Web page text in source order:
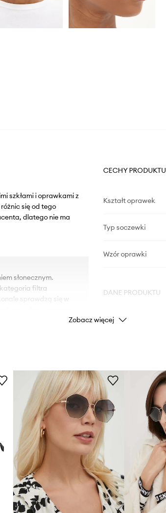
szkłami i oprawkami z
się od tego
dlatego nie ma
słonecznym.
filtra
sprawdzą się w
CECHY PRODUKTU
Kształt oprawek
Typ soczewki
Wzór oprawki
DANE PRODUKTU
Kod producenta
Kolor
Marka
ID Produktu
Zobacz więcej